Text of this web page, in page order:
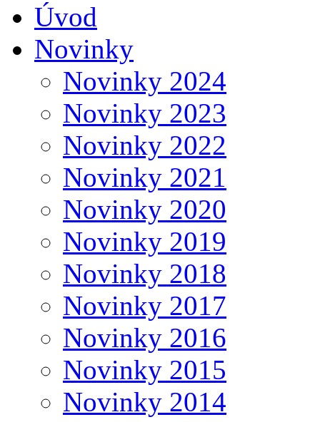
Úvod
Novinky
Novinky 2024
Novinky 2023
Novinky 2022
Novinky 2021
Novinky 2020
Novinky 2019
Novinky 2018
Novinky 2017
Novinky 2016
Novinky 2015
Novinky 2014